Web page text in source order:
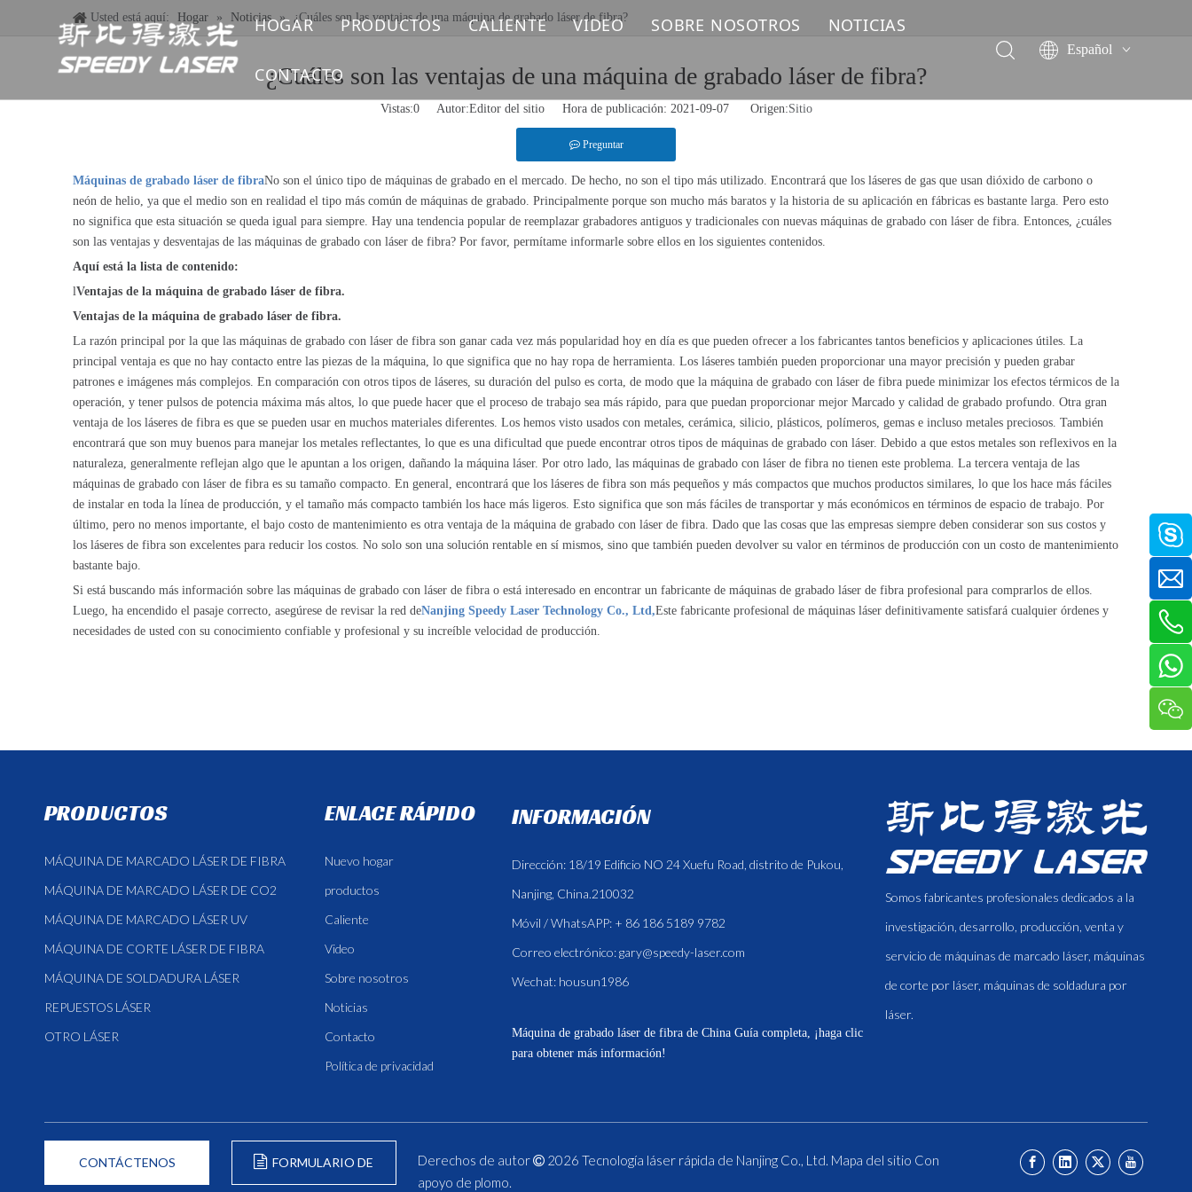
HOGAR PRODUCTOS
MÁQUINA DE MARCADO LÁSER DE FIBRA
MÁQUINA DE MARCADO LÁSER UV
MÁQUINA DE MARCADO LÁSER DE CO2
MÁQUINA DE SOLDADURA LÁSER
MÁQUINA DE LIMPIEZA LÁSER
REPUESTOS LÁSER
CALIENTE
Máquina de marcado láser
Máquina de corte por láser de fibra
VIDEO SOBRE NOSOTROS NOTICIAS
CONTACTO
Español
简体中文
Pусский
Deutsch
Italiano
Usted está aquí: Hogar » Noticias » ¿Cuáles son las ventajas de una máquina de grabado láser de fibra?
¿Cuáles son las ventajas de una máquina de grabado láser de fibra?
Vistas:0Autor:Editor del sitio Hora de publicación: 2021-09-07 Origen:Sitio
Preguntar
Máquinas de grabado láser de fibraNo son el único tipo de máquinas de grabado en el mercado. De hecho, no son el tipo más utilizado. Encontrará que los láseres de gas que usan dióxido de carbono o
neón de helio, ya que el medio son en realidad el tipo más común de máquinas de grabado. Principalmente porque son mucho más baratos y la historia de su aplicación en fábricas es bastante larga. Pero esto
no significa que esta situación se queda igual para siempre. Hay una tendencia popular de reemplazar grabadores antiguos y tradicionales con nuevas máquinas de grabado con láser de fibra. Entonces, ¿cuáles
son las ventajas y desventajas de las máquinas de grabado con láser de fibra? Por favor, permítame informarle sobre ellos en los siguientes contenidos.
Aquí está la lista de contenido:
lVentajas de la máquina de grabado láser de fibra.
Ventajas de la máquina de grabado láser de fibra.
La razón principal por la que las máquinas de grabado con láser de fibra son ganar cada vez más popularidad hoy en día es que pueden ofrecer a los fabricantes tantos beneficios y aplicaciones útiles. La
principal ventaja es que no hay contacto entre las piezas de la máquina, lo que significa que no hay ropa de herramienta. Los láseres también pueden proporcionar una mayor precisión y pueden grabar
patrones e imágenes más complejos. En comparación con otros tipos de láseres, su duración del pulso es corta, de modo que la máquina de grabado con láser de fibra puede minimizar los efectos térmicos de la
operación, y tener pulsos de potencia máxima más altos, lo que puede hacer que el proceso de trabajo sea más rápido, para que puedan proporcionar mejor Marcado y calidad de grabado profundo. Otra gran
ventaja de los láseres de fibra es que se pueden usar en muchos materiales diferentes. Los hemos visto usados ​​con metales, cerámica, silicio, plásticos, polímeros, gemas e incluso metales preciosos. También
encontrará que son muy buenos para manejar los metales reflectantes, lo que es una dificultad que puede encontrar otros tipos de máquinas de grabado con láser. Debido a que estos metales son reflexivos en la
naturaleza, generalmente reflejan algo que le apuntan a los origen, dañando la máquina láser. Por otro lado, las máquinas de grabado con láser de fibra no tienen este problema. La tercera ventaja de las
máquinas de grabado con láser de fibra es su tamaño compacto. En general, encontrará que los láseres de fibra son más pequeños y más compactos que muchos productos similares, lo que los hace más fáciles
de instalar en toda la línea de producción, y el tamaño más compacto también los hace más ligeros. Esto significa que son más fáciles de transportar y más económicos en términos de espacio de trabajo. Por
último, pero no menos importante, el bajo costo de mantenimiento es otra ventaja de la máquina de grabado con láser de fibra. Dado que las cosas que las empresas siempre deben considerar son sus costos y
los láseres de fibra son excelentes para reducir los costos. No solo son una solución rentable en sí mismos, sino que también pueden devolver su valor en términos de producción con un costo de mantenimiento
bastante bajo.
Si está buscando más información sobre las máquinas de grabado con láser de fibra o está interesado en encontrar un fabricante de máquinas de grabado láser de fibra profesional para comprarlos de ellos.
Luego, ha encendido el pasaje correcto, asegúrese de revisar la red deNanjing Speedy Laser Technology Co., Ltd,Este fabricante profesional de máquinas láser definitivamente satisfará cualquier órdenes y
necesidades de usted con su conocimiento confiable y profesional y su increíble velocidad de producción.
PRODUCTOS
MÁQUINA DE MARCADO LÁSER DE FIBRA
MÁQUINA DE MARCADO LÁSER DE CO2
MÁQUINA DE MARCADO LÁSER UV
MÁQUINA DE CORTE LÁSER DE FIBRA
MÁQUINA DE SOLDADURA LÁSER
REPUESTOS LÁSER
OTRO LÁSER
ENLACE RÁPIDO
Nuevo hogar
productos
Caliente
Video
Sobre nosotros
Noticias
Contacto
Política de privacidad
INFORMACIÓN
Dirección: 18/19 Edificio NO 24 Xuefu Road, distrito de Pukou,
Nanjing, China.210032
Móvil / WhatsAPP: + 86 186 5189 9782
Correo electrónico:gary@speedy-laser.com
Wechat: housun1986
Máquina de grabado láser de fibra de China Guía completa, ¡haga clic
para obtener más información!
Somos fabricantes profesionales dedicados a la
investigación, desarrollo, producción, venta y
servicio de máquinas de marcado láser, máquinas
de corte por láser, máquinas de soldadura por
láser.
CONTÁCTENOS FORMULARIO DE Derechos de autor 2026 Tecnología láser rápida de Nanjing Co., Ltd. Mapa del sitio Con
apoyo de plomo.